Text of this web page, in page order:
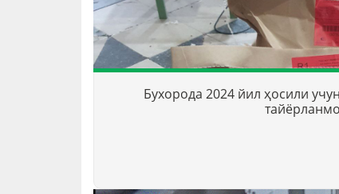
Бухорода 2024 йил ҳосили